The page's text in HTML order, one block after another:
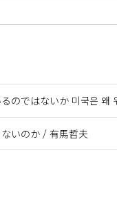
ではないか 미국은 왜
いのか / 有馬哲夫